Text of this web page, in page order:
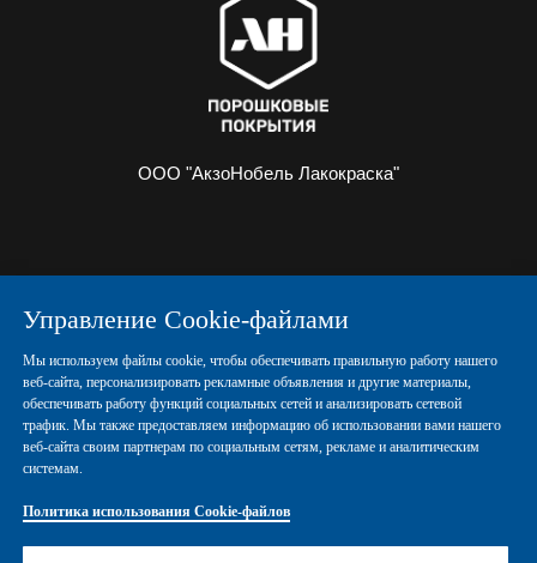
Управление Cookie-файлами
Мы используем файлы cookie, чтобы обеспечивать правильную работу нашего
веб-сайта, персонализировать рекламные объявления и другие материалы,
обеспечивать работу функций социальных сетей и анализировать сетевой
трафик. Мы также предоставляем информацию об использовании вами нашего
веб-сайта своим партнерам по социальным сетям, рекламе и аналитическим
системам.
Политика использования Cookie-файлов
ООО "АкзоНобель Лакокраска"
ПОРОШКОВЫЕ КРАСКИ КОНТАКТЫ
Политика конфиденциальности
Правовые положения